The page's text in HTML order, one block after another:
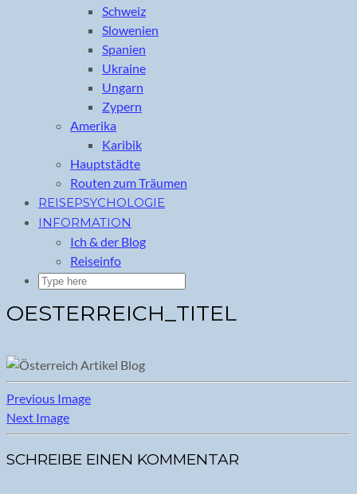
Schweiz
Slowenien
Spanien
Ukraine
Ungarn
Zypern
Amerika
Karibik
Hauptstädte
Routen zum Träumen
REISEPSYCHOLOGIE
INFORMATION
Ich & der Blog
Reiseinfo
OESTERREICH_TITEL
Previous Image
Next Image
SCHREIBE EINEN KOMMENTAR